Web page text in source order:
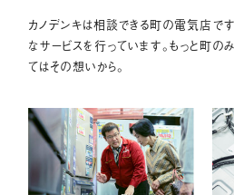
カノデンキは相談できる町の電気店で
なサービスを行っています。もっと町の
てはその想いから。